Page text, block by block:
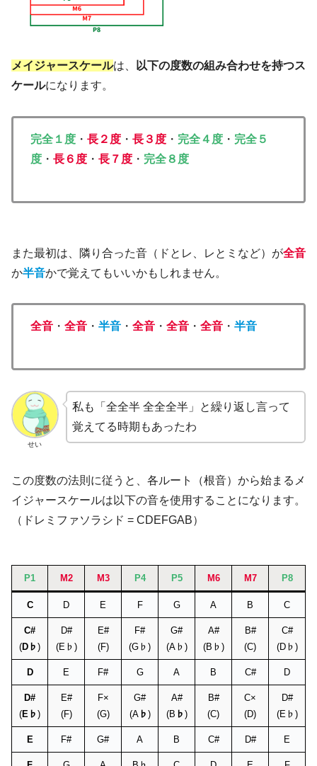
メイジャースケールは、
以下の度数の組み合わせを持つス
ケールになります。
完全１度 ・ 長２度 ・ 長 ３度 ・ 完全４度 ・ 完全５
度 ・ 長６度 ・ 長 ７度 ・ 完全８度
また最初は、隣り合った音（ドとレ、レとミなど）が全音
か半音かで覚えてもいいかもしれません。
全音 ・ 全音 ・ 半音 ・ 全音 ・ 全音 ・ 全音 ・ 半音
せい
私も「全全半 全全全半」と繰り返し言って
覚えてる時期もあったわ
この度数の法則に従うと、各ルート（根音）から始まるメ
イジャースケールは以下の音を使用することになります。
（ドレミファソラシド = CDEFGAB）
P1 M2 M3 P4 P5 M6 M7 P8
C D E F G A B C
C#
(D♭ )
D#
(E♭)
E#
(F)
F#
(G♭)
G#
(A♭)
A#
(B♭)
B#
(C)
C#
(D♭)
D E F# G A B C# D
D#
(E♭ )
E#
(F)
F×
(G)
G#
(A♭ )
A#
(B ♭ )
B#
(C)
C×
(D)
D#
(E♭)
E F# G# A B C# D# E